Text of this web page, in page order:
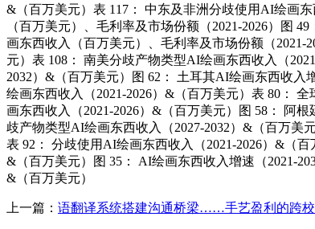
&（百万美元）表 117： 中东及非洲分歧使用AI绘画
（百万美元）、毛利率及市场份额（2021-2026）图
画东西收入（百万美元）、毛利率及市场份额（2021-
元）表 108： 南美分歧产物类型AI绘画东西收入（
2032）&（百万美元）图 62： 土耳其AI绘画东西收入
绘画东西收入（2021-2026）&（百万美元）表 80：
画东西收入（2021-2026）&（百万美元）图 58： 阿
歧产物类型AI绘画东西收入（2027-2032）&（百万美
表 92： 分歧使用AI绘画东西收入（2021-2026）&（
&（百万美元）图 35： AI绘画东西收入增速（2021-
&（百万美元）
上一篇： 语翻译系统搭建沟通桥梁……手艺盈利的跨